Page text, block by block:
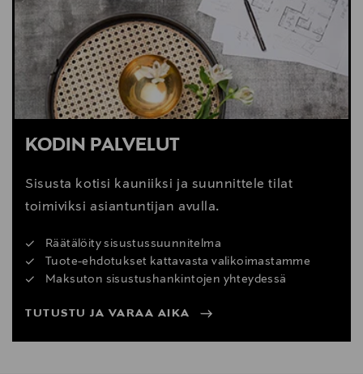
webshop@gubi.com
KODIN PALVELUT
Sisusta kotisi kauniiksi ja suunnittele tilat
toimiviksi asiantuntijan avulla.
Räätälöity sisustussuunnitelma
Tuote-ehdotukset kattavasta valikoimastamme
Maksuton sisustushankintojen yhteydessä
TUTUSTU JA VARAA AIKA